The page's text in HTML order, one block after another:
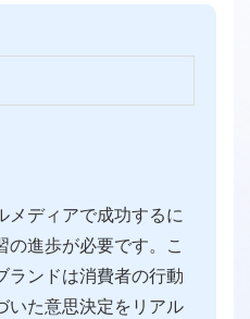
メディアで成功するに
の進歩が必要です。こ
ランドは消費者の行動
いた意思決定をリアル